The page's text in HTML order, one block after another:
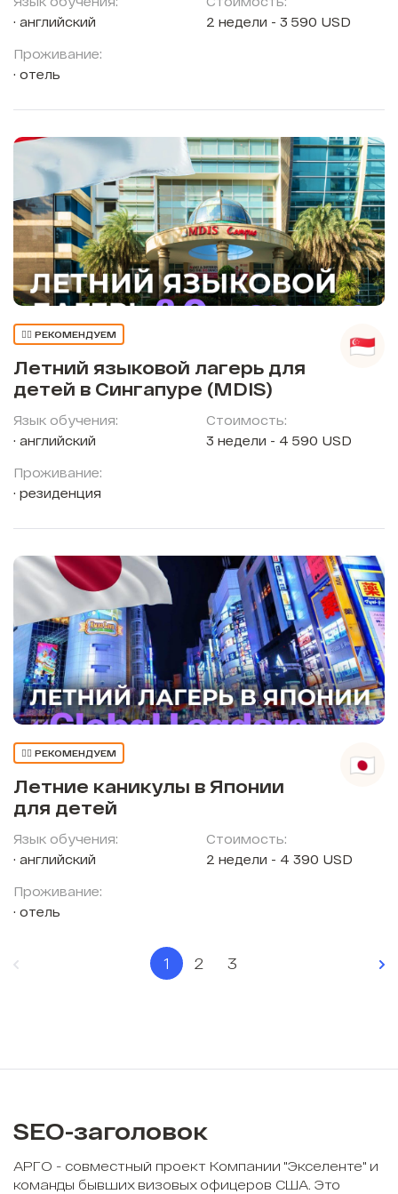
английский
Проживание:
отель
2 недели - 3 590 USD
👍🏼 РЕКОМЕНДУЕМ
Летний языковой лагерь для
детей в Сингапуре (MDIS)
Язык обучения:
английский
Проживание:
резиденция
Стоимость:
3 недели - 4 590 USD
👍🏼 РЕКОМЕНДУЕМ
Летние каникулы в Японии
для детей
Язык обучения:
английский
Проживание:
отель
Стоимость:
2 недели - 4 390 USD
1 2 3
SEO-заголовок
АРГО - совместный проект Компании "Экселенте" и
команды бывших визовых офицеров США. Это